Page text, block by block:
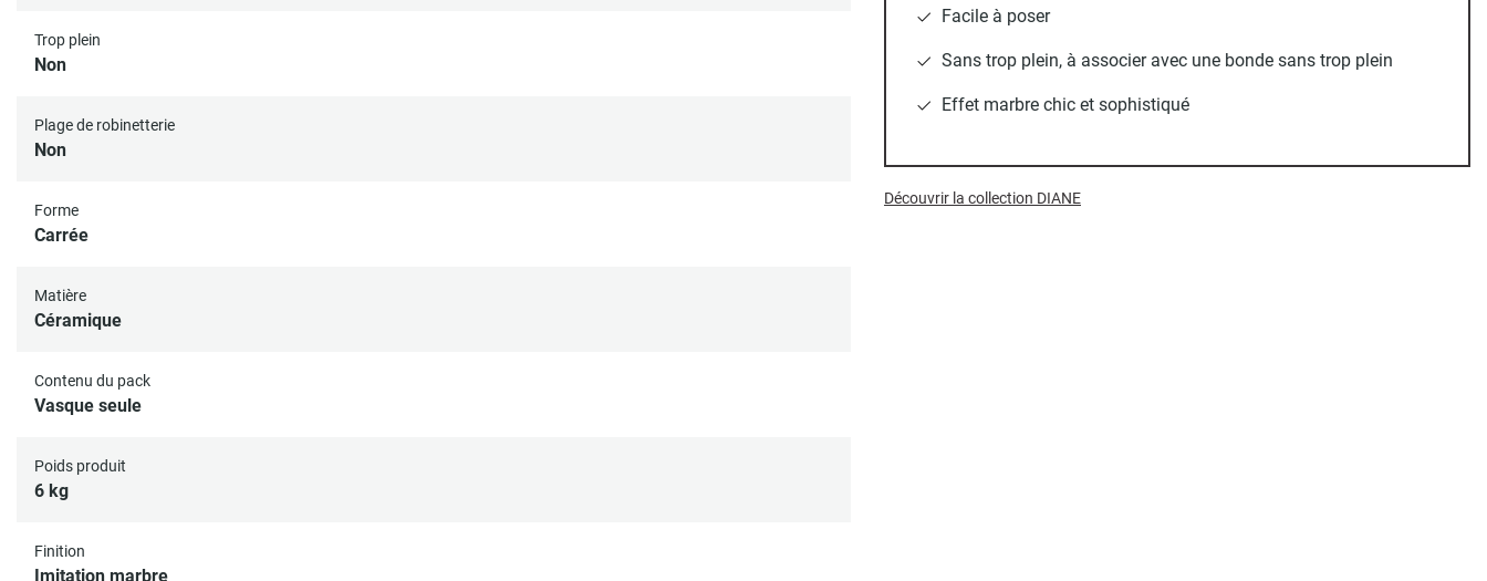
Trop plein
Non
Plage de robinetterie
Non
Forme
Carrée
Matière
Céramique
Contenu du pack
Vasque seule
Poids produit
6 kg
Finition
Imitation marbre
Facile à poser
Sans trop plein, à associer avec une bonde sans trop plein
Effet marbre chic et sophistiqué
Découvrir la collection DIANE